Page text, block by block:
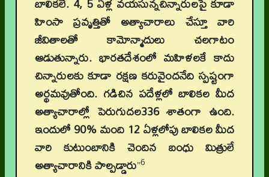
హింసా ప్రవృత్తితో అత్యాచారాలు చేస్తూ వారి
జీవితాలతో కామోన్మాదులు చలగాటం
ఆడుతున్నారు. భారతదేశంలో మహిళలకే కాదు
చిన్నారులకు కూడా రక్షణ కరువైందనేది స్పష్టంగా
అర్థమవుతోంది. గడిచిన పదేళ్లలో బాలికల మీద
అత్యాచారాల్లో పెరుగుదల336 శాతంగా ఉంది.
ఇందులో 90% మంది 12 ఏళ్లలోపు బాలికల మీద
వారి కుటుంబానికి చెందిన బంధు మిత్రులే
అత్యాచారానికి పాల్పడ్డారు”6